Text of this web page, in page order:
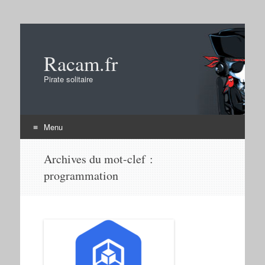
Racam.fr
Pirate solitaire
Menu
contenu
Archives du mot-clef :
programmation